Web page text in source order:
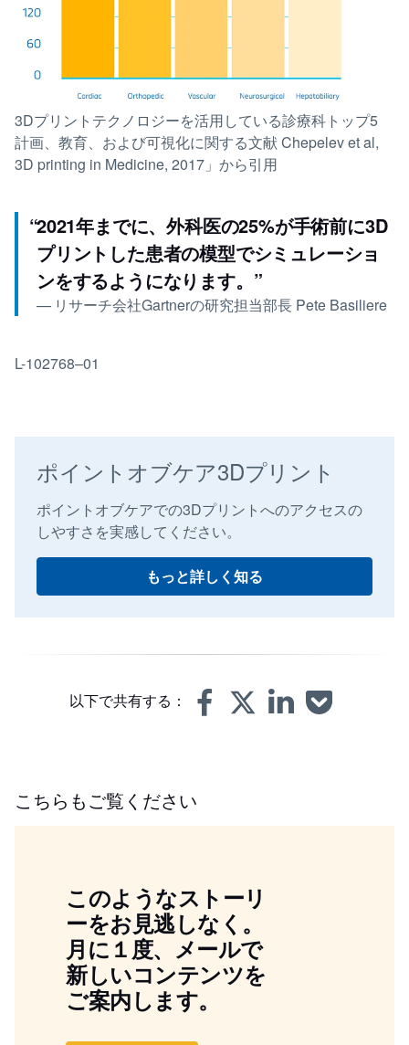
3Dプリントテクノロジーを活用している診療科トップ5
計画、教育、および可視化に関する文献 Chepelev et al,
3D printing in Medicine, 2017」から引用
“2021年までに、外科医の25%が手術前に3D
プリントした患者の模型でシミュレーショ
ンをするようになります。 ”
— リサーチ会社Gartnerの研究担当部長 Pete Basiliere
L-102768–01
ポイントオブケア3Dプリント
ポイントオブケアでの3Dプリントへのアクセスの
しやすさを実感してください。
もっと詳しく知る
以下で共有する：
こちらもご覧ください
このようなストーリ
ーをお見逃しなく。
月に１度、メールで
新しいコンテンツを
ご案内します。